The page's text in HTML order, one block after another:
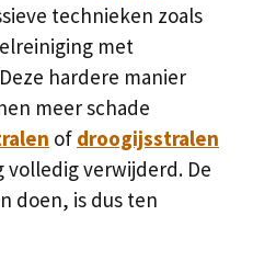
technieken zoals
met
hardere manier
meer schade
of droogijsstralen
verwijderd. De
doen, is dus ten